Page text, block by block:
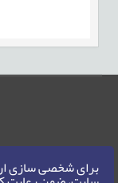
برای شخصی سازی